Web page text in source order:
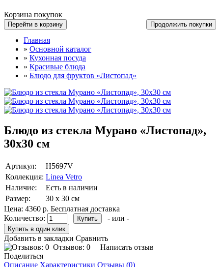
Корзина покупок
Перейти в корзину Продолжить покупки
Главная
» Основной каталог
» Кухонная посуда
» Красивые блюда
» Блюдо для фруктов «Листопад»
Блюдо из стекла Мурано «Листопад»,
30х30 см
Артикул:
Н5697V
Коллекция: Linea Vetro
Наличие:
Есть в наличии
Размер:
30 х 30 см
Цена: 4360 р. Бесплатная доставка
Количество:
- или -
Добавить в закладки Сравнить
Отзывов: 0
Написать отзыв
Поделиться
Описание Характеристики Отзывы (0)